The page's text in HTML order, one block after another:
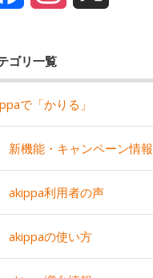
ゴリ一覧
で「かりる」
新機能・キャンペーン情報
akippa利用者の声
akippaの使い方